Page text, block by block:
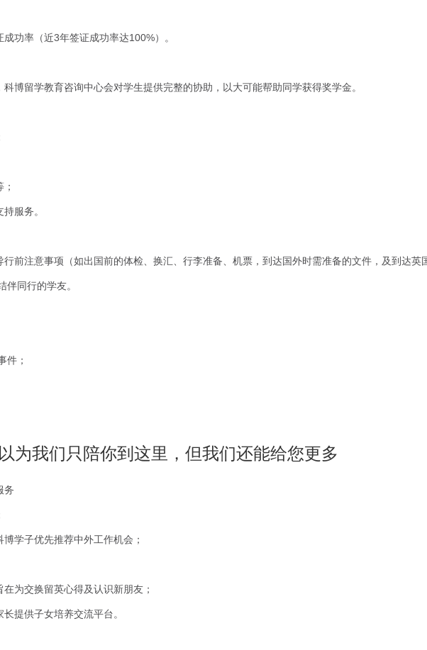
功率（近3年签证成功率达100%）。
博留学教育咨询中心会对学生提供完整的协助，以大可能帮助同学获得奖学金。
服务。
行前注意事项（如出国前的体检、换汇、行李准备、机票，到达国外时需准备的文件，及到达
伴同行的学友。
件；
为我们只陪你到这里，但我们还能给您更多
务
学子优先推荐中外工作机会；
为交换留英心得及认识新朋友；
提供子女培养交流平台。